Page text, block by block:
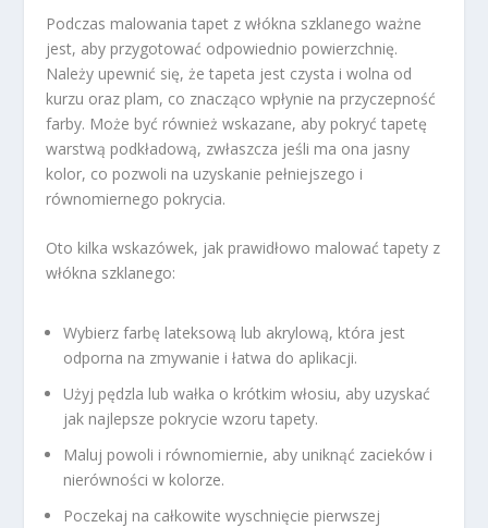
Podczas malowania tapet z włókna szklanego ważne
jest, aby przygotować odpowiednio powierzchnię.
Należy upewnić się, że tapeta jest czysta i wolna od
kurzu oraz plam, co znacząco wpłynie na przyczepność
farby. Może być również wskazane, aby pokryć tapetę
warstwą podkładową, zwłaszcza jeśli ma ona jasny
kolor, co pozwoli na uzyskanie pełniejszego i
równomiernego pokrycia.
Oto kilka wskazówek, jak prawidłowo malować tapety z
włókna szklanego:
Wybierz farbę lateksową lub akrylową, która jest
odporna na zmywanie i łatwa do aplikacji.
Użyj pędzla lub wałka o krótkim włosiu, aby uzyskać
jak najlepsze pokrycie wzoru tapety.
Maluj powoli i równomiernie, aby uniknąć zacieków i
nierówności w kolorze.
Poczekaj na całkowite wyschnięcie pierwszej